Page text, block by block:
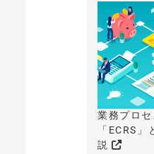
業務プロ
「ECRS
説